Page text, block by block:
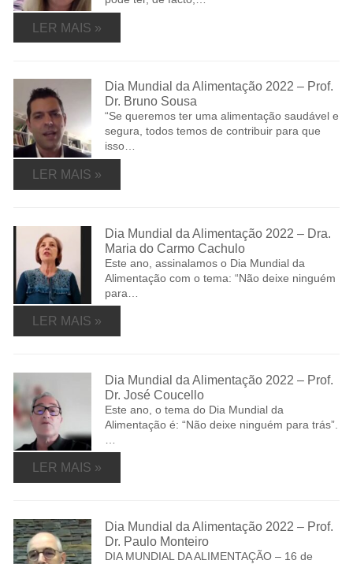
LER MAIS »
Dia Mundial da Alimentação 2022 – Prof.
Dr. Bruno Sousa
“Se queremos ter uma alimentação saudável e
segura, todos temos de contribuir para que
isso…
LER MAIS »
Dia Mundial da Alimentação 2022 – Dra.
Maria do Carmo Cachulo
Este ano, assinalamos o Dia Mundial da
Alimentação com o tema: “Não deixe ninguém
para…
LER MAIS »
Dia Mundial da Alimentação 2022 – Prof.
Dr. José Coucello
Este ano, o tema do Dia Mundial da
Alimentação é: “Não deixe ninguém para trás”.
LER MAIS »
Dia Mundial da Alimentação 2022 – Prof.
Dr. Paulo Monteiro
DIA MUNDIAL DA ALIMENTAÇÃO – 16 de